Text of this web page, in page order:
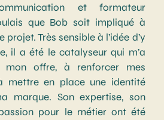
et formateur
que Bob soit impliqué à
Très sensible à l’idée d’y
il a été le catalyseur qui m’a
mon offre, à renforcer mes
mettre en place une identité
marque. Son expertise, son
pour le métier ont été